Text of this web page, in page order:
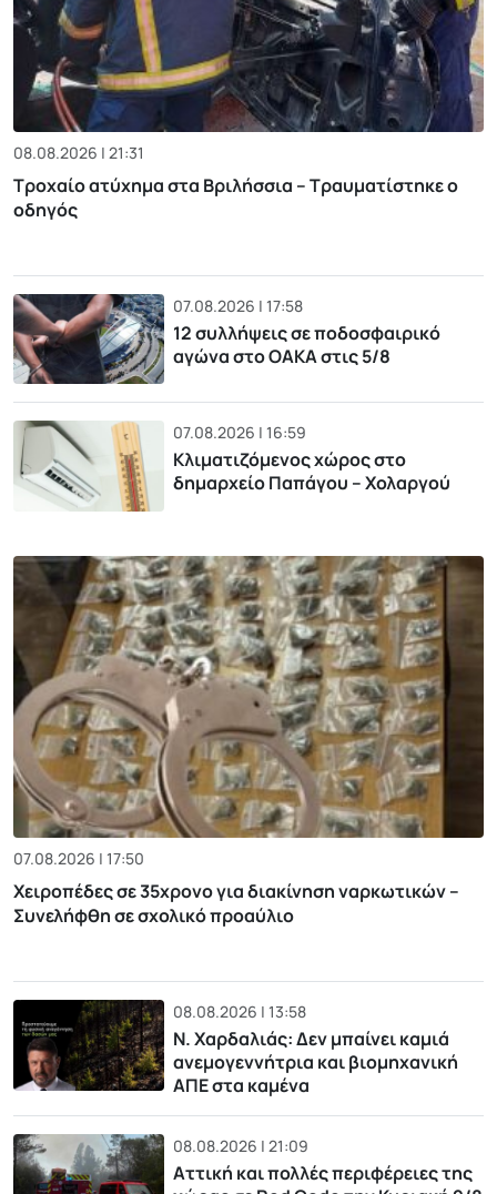
08.08.2026 | 21:31
Τροχαίο ατύχημα στα Βριλήσσια – Τραυματίστηκε ο
οδηγός
07.08.2026 | 17:58
12 συλλήψεις σε ποδοσφαιρικό
αγώνα στο ΟΑΚΑ στις 5/8
07.08.2026 | 16:59
Κλιματιζόμενος χώρος στο
δημαρχείο Παπάγου – Χολαργού
07.08.2026 | 17:50
Χειροπέδες σε 35χρονο για διακίνηση ναρκωτικών –
Συνελήφθη σε σχολικό προαύλιο
08.08.2026 | 13:58
Ν. Χαρδαλιάς: Δεν μπαίνει καμιά
ανεμογεννήτρια και βιομηχανική
ΑΠΕ στα καμένα
08.08.2026 | 21:09
Αττική και πολλές περιφέρειες της